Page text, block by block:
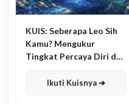
KUIS: Seberapa Leo Sih
Kamu? Mengukur
Tingkat Percaya Diri dan
Ikuti Kuisnya ➔